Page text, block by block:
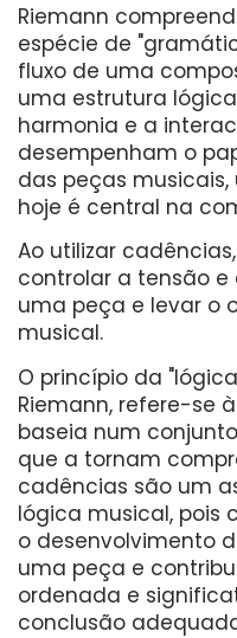
Riemann
espécie de
fluxo de uma
uma estrutura
harmonia e a
desempenham o
das peças
hoje é central na
Ao utilizar
controlar a tensão
uma peça e levar o
musical.
O princípio da
Riemann, refere-se
baseia num
que a tornam
cadências são um
lógica musical, pois
o desenvolvimento
uma peça e
ordenada e
conclusão